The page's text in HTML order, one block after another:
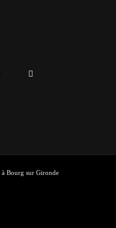
à Bourg sur Gironde